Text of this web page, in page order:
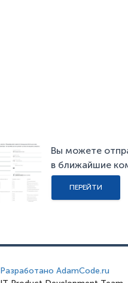
Вы можете
в ближайшие
ПЕРЕЙТИ
Разработано AdamCode.ru